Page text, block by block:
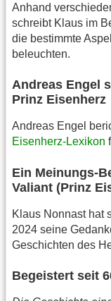
Anhand
schreibt Klaus im
die bestimmte
beleuchten.
Andreas Engel
Prinz Eisenherz
Andreas Engel
Eisenherz-Lexikon
Ein Meinungs-
Valiant (Prinz
Klaus Nonnast hat
2024 seine
Geschichten des
Begeistert seit